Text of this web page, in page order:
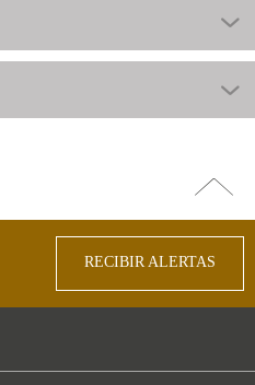
arriba
RECIBIR ALERTAS